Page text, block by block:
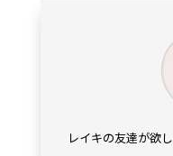
レイキの友達が欲